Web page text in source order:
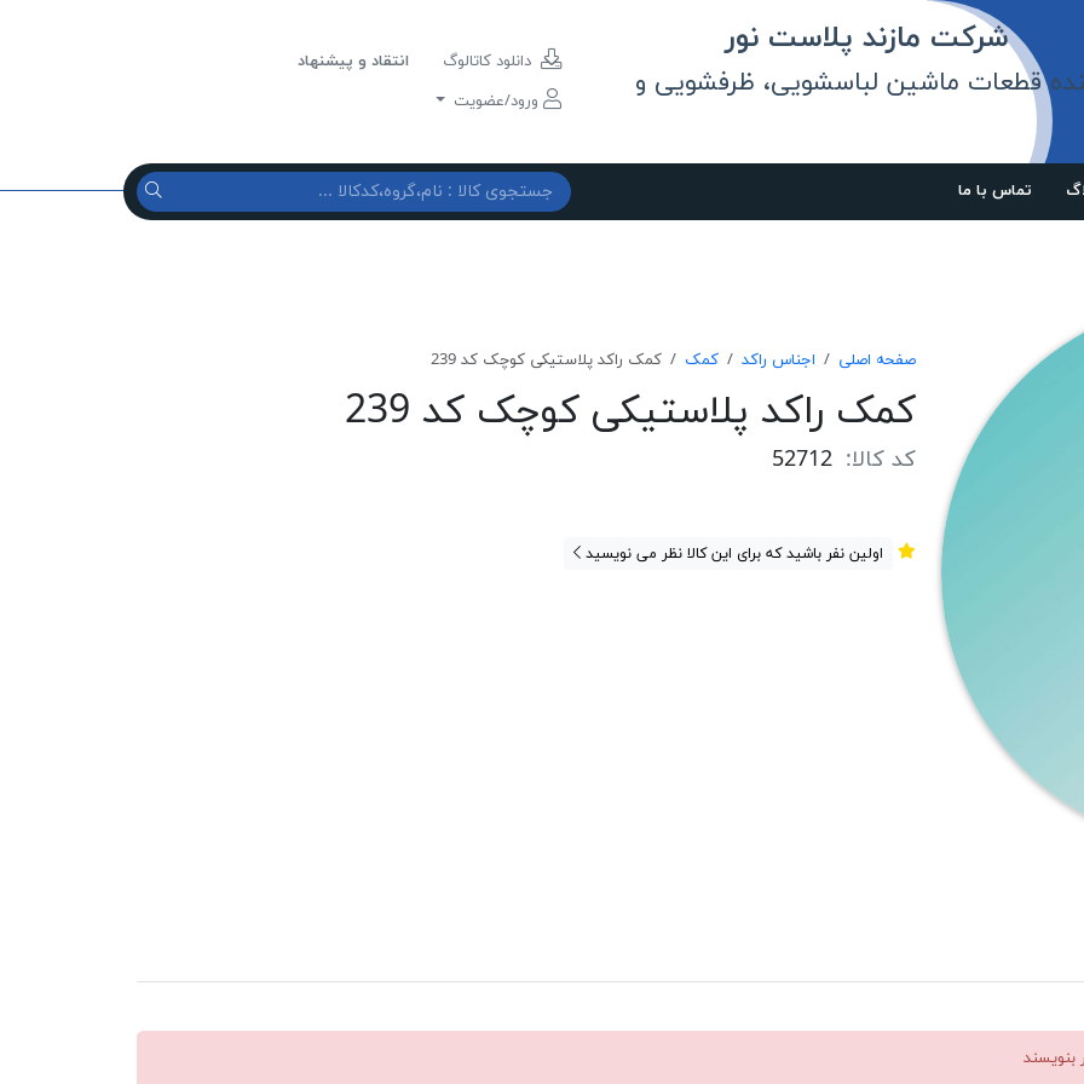
مازند پلاست نور
قطعات ماشین لباسشویی، ظرفشویی و
دانلود کاتالوگ
انتقاد و پیشنهاد
ورود/عضویت
تماس با ما
صفحه اصلی اجناس راکد کمک كمک راكد پلاستيكی كوچک كد 239
كمک راكد پلاستيكی كوچک كد 239
کد کالا: 52712
اولین نفر باشید که برای این کالا نظر می نویسید
بنویسند